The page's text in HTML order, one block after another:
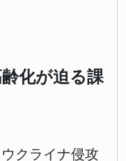
化が迫る課
クライナ侵攻